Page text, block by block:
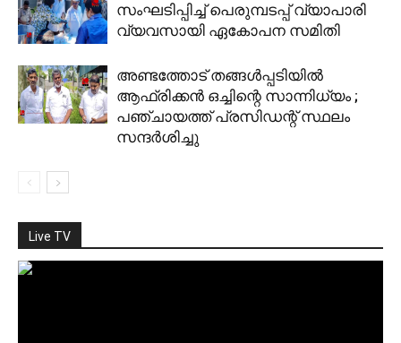
സംഘടിപ്പിച്ച് പെരുമ്പടപ്പ് വ്യാപാരി
വ്യവസായി ഏകോപന സമിതി
അണ്ടത്തോട് തങ്ങള്‍പ്പടിയില്‍
ആഫ്രിക്കന്‍ ഒച്ചിന്റെ സാന്നിധ്യം ;
പഞ്ചായത്ത് പ്രസിഡന്റ് സ്ഥലം
സന്ദര്‍ശിച്ചു
Live TV